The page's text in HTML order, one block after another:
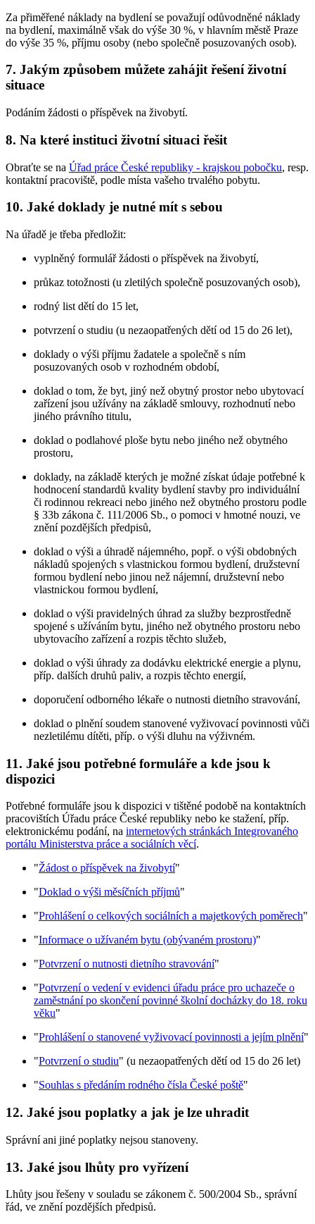
Za přiměřené náklady na bydlení se považují odůvodněné náklady
na bydlení, maximálně však do výše 30 %, v hlavním městě Praze
do výše 35 %, příjmu osoby (nebo společně posuzovaných osob).
7. Jakým způsobem můžete zahájit řešení životní
situace
Podáním žádosti o příspěvek na živobytí.
8. Na které instituci životní situaci řešit
Obraťte se na Úřad práce České republiky - krajskou pobočku, resp.
kontaktní pracoviště, podle místa vašeho trvalého pobytu.
10. Jaké doklady je nutné mít s sebou
Na úřadě je třeba předložit:
vyplněný formulář žádosti o příspěvek na živobytí,
průkaz totožnosti (u zletilých společně posuzovaných osob),
rodný list dětí do 15 let,
potvrzení o studiu (u nezaopatřených dětí od 15 do 26 let),
doklady o výši příjmu žadatele a společně s ním
posuzovaných osob v rozhodném období,
doklad o tom, že byt, jiný než obytný prostor nebo ubytovací
zařízení jsou užívány na základě smlouvy, rozhodnutí nebo
jiného právního titulu,
doklad o podlahové ploše bytu nebo jiného než obytného
prostoru,
doklady, na základě kterých je možné získat údaje potřebné k
hodnocení standardů kvality bydlení stavby pro individuální
či rodinnou rekreaci nebo jiného než obytného prostoru podle
§ 33b zákona č. 111/2006 Sb., o pomoci v hmotné nouzi, ve
znění pozdějších předpisů,
doklad o výši a úhradě nájemného, popř. o výši obdobných
nákladů spojených s vlastnickou formou bydlení, družstevní
formou bydlení nebo jinou než nájemní, družstevní nebo
vlastnickou formou bydlení,
doklad o výši pravidelných úhrad za služby bezprostředně
spojené s užíváním bytu, jiného než obytného prostoru nebo
ubytovacího zařízení a rozpis těchto služeb,
doklad o výši úhrady za dodávku elektrické energie a plynu,
příp. dalších druhů paliv, a rozpis těchto energií,
doporučení odborného lékaře o nutnosti dietního stravování,
doklad o plnění soudem stanovené vyživovací povinnosti vůči
nezletilému dítěti, příp. o výši dluhu na výživném.
11. Jaké jsou potřebné formuláře a kde jsou k
dispozici
Potřebné formuláře jsou k dispozici v tištěné podobě na kontaktních
pracovištích Úřadu práce České republiky nebo ke stažení, příp.
elektronickému podání, na internetových stránkách Integrovaného
portálu Ministerstva práce a sociálních věcí.
"Žádost o příspěvek na živobytí"
"Doklad o výši měsíčních příjmů"
"Prohlášení o celkových sociálních a majetkových poměrech"
"Informace o užívaném bytu (obývaném prostoru)"
"Potvrzení o nutnosti dietního stravování"
"Potvrzení o vedení v evidenci úřadu práce pro uchazeče o
zaměstnání po skončení povinné školní docházky do 18. roku
věku"
"Prohlášení o stanovené vyživovací povinnosti a jejím plnění"
"Potvrzení o studiu" (u nezaopatřených dětí od 15 do 26 let)
"Souhlas s předáním rodného čísla České poště"
12. Jaké jsou poplatky a jak je lze uhradit
Správní ani jiné poplatky nejsou stanoveny.
13. Jaké jsou lhůty pro vyřízení
Lhůty jsou řešeny v souladu se zákonem č. 500/2004 Sb., správní
řád, ve znění pozdějších předpisů.